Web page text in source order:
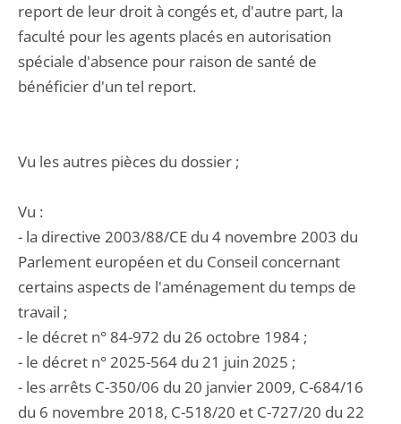
report de leur droit à congés et, d'autre part, la
faculté pour les agents placés en autorisation
spéciale d'absence pour raison de santé de
bénéficier d'un tel report.
Vu les autres pièces du dossier ;
Vu :
- la directive 2003/88/CE du 4 novembre 2003 du
Parlement européen et du Conseil concernant
certains aspects de l'aménagement du temps de
travail ;
- le décret n° 84-972 du 26 octobre 1984 ;
- le décret n° 2025-564 du 21 juin 2025 ;
- les arrêts C-350/06 du 20 janvier 2009, C-684/16
du 6 novembre 2018, C-518/20 et C-727/20 du 22